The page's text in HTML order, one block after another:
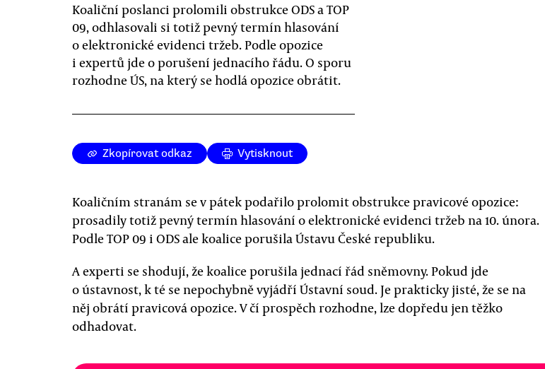
Koaliční poslanci prolomili obstrukce ODS a TOP
09, odhlasovali si totiž pevný termín hlasování
o elektronické evidenci tržeb. Podle opozice
i expertů jde o porušení jednacího řádu. O sporu
rozhodne ÚS, na který se hodlá opozice obrátit.
Zkopírovat odkaz Vytisknout
Koaličním stranám se v pátek podařilo prolomit obstrukce pravicové opozice:
prosadily totiž pevný termín hlasování o elektronické evidenci tržeb na 10. února.
Podle TOP 09 i ODS ale koalice porušila Ústavu České republiku.
A experti se shodují, že koalice porušila jednací řád sněmovny. Pokud jde
o ústavnost, k té se nepochybně vyjádří Ústavní soud. Je prakticky jisté, že se na
něj obrátí pravicová opozice. V čí prospěch rozhodne, lze dopředu jen těžko
odhadovat.